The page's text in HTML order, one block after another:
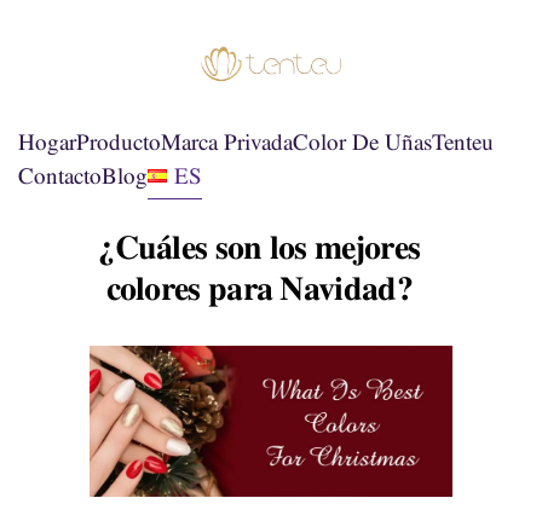
HogarProductoMarca PrivadaColor De UñasTenteu
ContactoBlog ES
¿Cuáles son los mejores
colores para Navidad?